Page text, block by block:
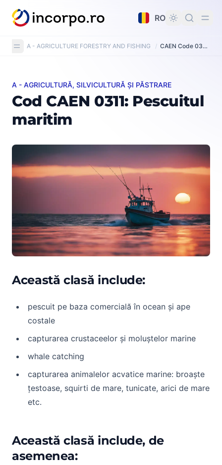
principal
RO
A - AGRICULTURE FORESTRY AND FISHING / CAEN Code 0311: Marine fishing
Cod CAEN 0311: Pescuitul maritim
A - AGRICULTURĂ, SILVICULTURĂ ȘI PĂSTRARE
Cod CAEN 0311: Pescuitul
maritim
Această clasă include:
pescuit pe baza comercială în ocean și ape
costale
capturarea crustaceelor și moluștelor marine
whale catching
capturarea animalelor acvatice marine: broaște
țestoase, squirti de mare, tunicate, arici de mare
etc.
Această clasă include, de
asemenea: